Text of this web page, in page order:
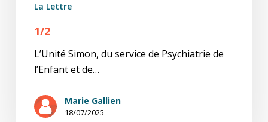
La Lettre
1/2
L’Unité Simon, du service de Psychiatrie de
l’Enfant et de…
Marie Gallien
18/07/2025